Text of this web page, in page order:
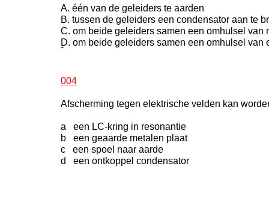
A. één van de geleiders te aarden
B. tussen de geleiders een condensator aan te
C. om beide geleiders samen een omhulsel
D. om beide geleiders samen een omhulsel van
-
004
Afscherming tegen elektrische velden kan
a een LC-kring in resonantie
b een geaarde metalen plaat
c een spoel naar aarde
d een ontkoppel condensator